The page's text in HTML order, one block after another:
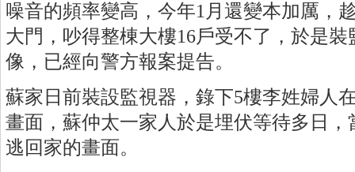
噪音的頻率變高，今年1月還變本加厲，
大門，吵得整棟大樓16戶受不了，於是
像，已經向警方報案提告。
蘇家日前裝設監視器，錄下5樓李姓婦人
畫面，蘇仲太一家人於是埋伏等待多日
逃回家的畫面。